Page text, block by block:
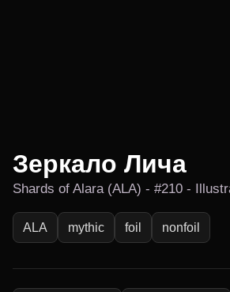
Зеркало Лича
Shards of Alara (ALA) - #210 -
ALA mythic foil nonfoil